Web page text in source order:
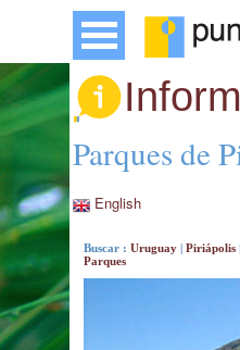
Parques de
English
Buscar :Uruguay |Piriápolis
Parques